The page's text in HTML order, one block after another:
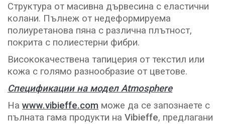
Структура от масивна дървесина с еластични
колани. Пълнеж от недеформируема
полиуретанова пяна с различна плътност,
покрита с полиестерни фибри.
Висококачествена тапицерия от текстил или
кожа с голямо разнообразие от цветове.
Спецификации на модел Atmosphere
На www.vibieffe.com може да се запознаете с
пълната гама продукти на Vibieffe, предлагани